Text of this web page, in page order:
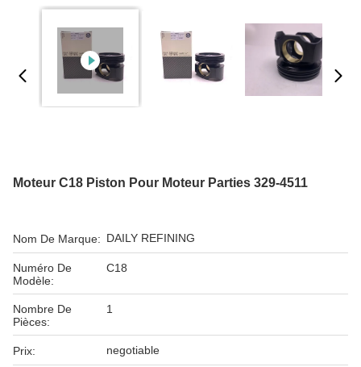
Moteur C18 Piston Pour Moteur Parties 329-4511
Nom De Marque: DAILY REFINING
Numéro De
Modèle:
C18
Nombre De
Pièces:
1
Prix: negotiable